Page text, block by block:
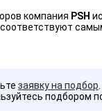
компания PSH
заявку на подбор
подбором